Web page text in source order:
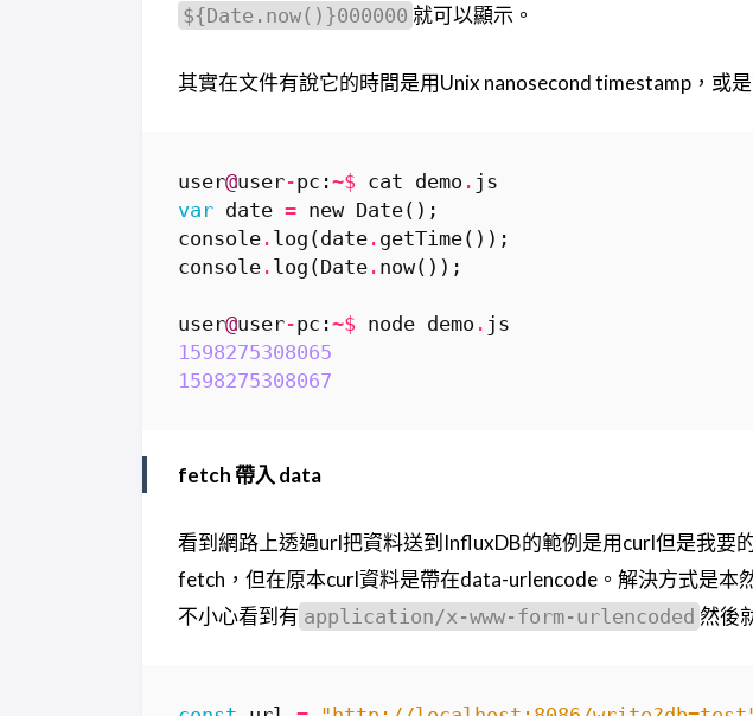
${Date.now()}000000 就可以顯示。
其實在文件有說它的時間是用Unix nanosecond timestamp，或
user@user-pc :~$ cat demo . js
var date = new Date();
console . log (date . getTime());
console . log (Date . now());
user@user-pc :~$ node demo . js
1598275308065
1598275308067
fetch 帶入 data
看到網路上透過url把資料送到InfluxDB的範例是用curl但是我要
fetch，但在原本curl資料是帶在data-urlencode。解決方式是本
不小心看到有 application/x-www-form-urlencoded 然後